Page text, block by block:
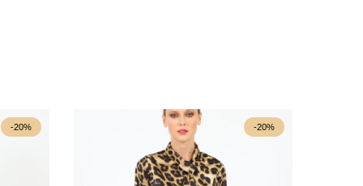
-20% -20%